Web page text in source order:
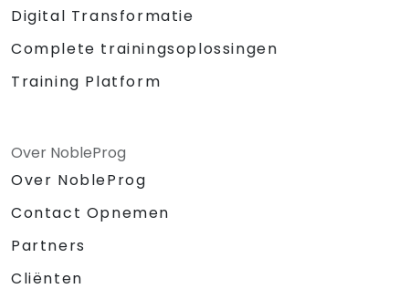
Digital Transformatie
Complete trainingsoplossingen
Training Platform
Over NobleProg
Over NobleProg
Contact Opnemen
Partners
Cliënten